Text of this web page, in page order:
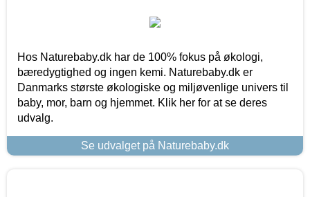
Hos Naturebaby.dk har de 100% fokus på økologi,
bæredygtighed og ingen kemi. Naturebaby.dk er
Danmarks største økologiske og miljøvenlige univers til
baby, mor, barn og hjemmet. Klik her for at se deres
udvalg.
Se udvalget på Naturebaby.dk